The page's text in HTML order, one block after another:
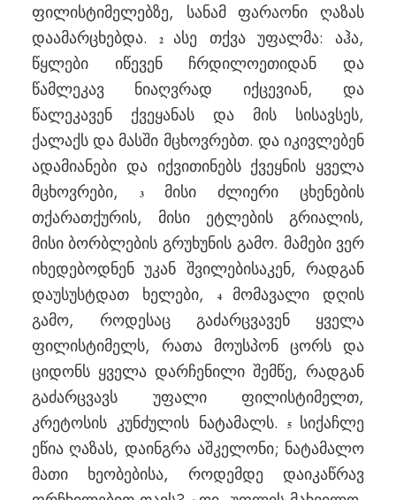
ფილისტიმელებზე, სანამ ფარაონი ღაზას
დაამარცხებდა.2 ასე თქვა უფალმა: აჰა,
წყლები იწევენ ჩრდილოეთიდან და
წამლეკავ ნიაღვრად იქცევიან, და
წალეკავენ ქვეყანას და მის სისავსეს,
ქალაქს და მასში მცხოვრებთ. და იკივლებენ
ადამიანები და იქვითინებს ქვეყნის ყველა
მცხოვრები,3
მისი ძლიერი ცხენების
თქარათქურის, მისი ეტლების გრიალის,
მისი ბორბლების გრუხუნის გამო. მამები ვერ
იხედებოდნენ უკან შვილებისაკენ, რადგან
დაუსუსტდათ ხელები,
4 მომავალი დღის
გამო, როდესაც გაძარცვავენ ყველა
ფილისტიმელს, რათა მოუსპონ ცორს და
ციდონს ყველა დარჩენილი შემწე, რადგან
გაძარცვავს უფალი ფილისტიმელთ,
კრეტოსის კუნძულის ნატამალს.5 სიქაჩლე
ეწია ღაზას, დაინგრა აშკელონი; ნატამალო
მათი ხეობებისა, როდემდე დაიკაწრავ